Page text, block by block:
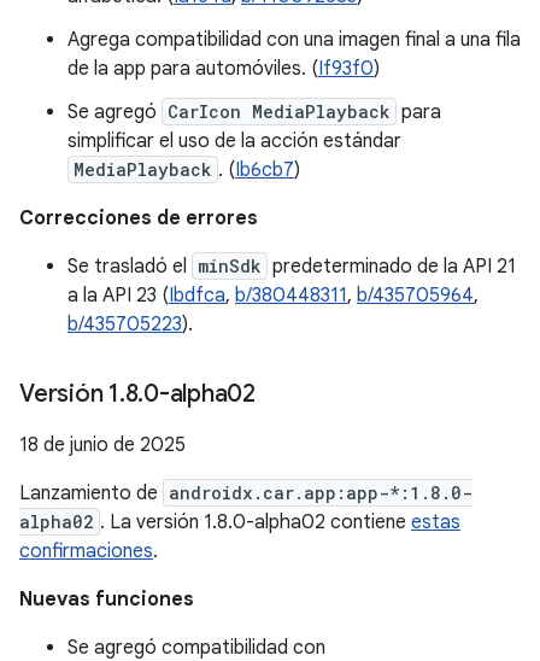
Agrega compatibilidad con una imagen final a una fila
de la app para automóviles. (If93f0)
Se agregó CarIcon MediaPlayback para
simplificar el uso de la acción estándar
MediaPlayback . (Ib6cb7)
Correcciones de errores
Se trasladó el minSdk predeterminado de la API 21
a la API 23 (Ibdfca, b/380448311, b/435705964,
b/435705223).
Versión 1.8.0-alpha02
18 de junio de 2025
Lanzamiento de androidx.car.app:app-*:1.8.0-
alpha02 . La versión 1.8.0-alpha02 contiene estas
confirmaciones.
Nuevas funciones
Se agregó compatibilidad con